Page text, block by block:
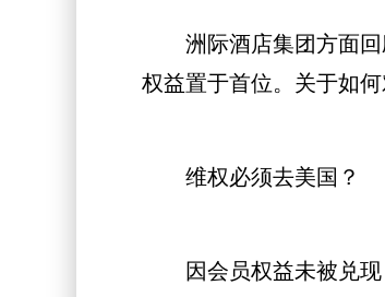
洲际酒店集团方面回
权益置于首位。关于如
维权必须去美国？
因会员权益未被兑现